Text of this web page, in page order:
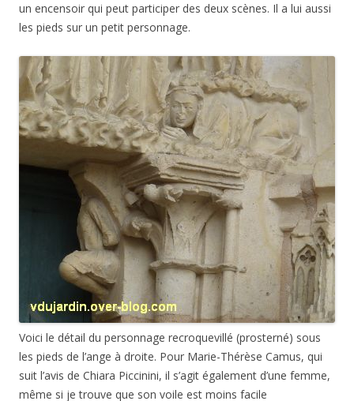
un encensoir qui peut participer des deux scènes. Il a lui aussi
les pieds sur un petit personnage.
Voici le détail du personnage recroquevillé (prosterné) sous
les pieds de l’ange à droite. Pour Marie-Thérèse Camus, qui
suit l’avis de Chiara Piccinini, il s’agit également d’une femme,
même si je trouve que son voile est moins facile